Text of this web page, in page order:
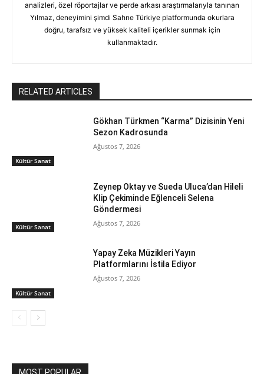
analizleri, özel röportajlar ve perde arkası araştırmalarıyla tanınan
Yılmaz, deneyimini şimdi Sahne Türkiye platformunda okurlara
doğru, tarafsız ve yüksek kaliteli içerikler sunmak için
kullanmaktadır.
RELATED ARTICLES
Kültür Sanat
Gökhan Türkmen “Karma” Dizisinin Yeni
Sezon Kadrosunda
Ağustos 7, 2026
Kültür Sanat
Zeynep Oktay ve Sueda Uluca’dan Hileli
Klip Çekiminde Eğlenceli Selena
Göndermesi
Ağustos 7, 2026
Kültür Sanat
Yapay Zeka Müzikleri Yayın
Platformlarını İstila Ediyor
Ağustos 7, 2026
MOST POPULAR